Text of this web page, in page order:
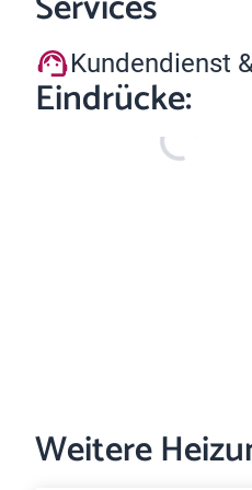
Kundendienst
Eindrücke:
Weitere